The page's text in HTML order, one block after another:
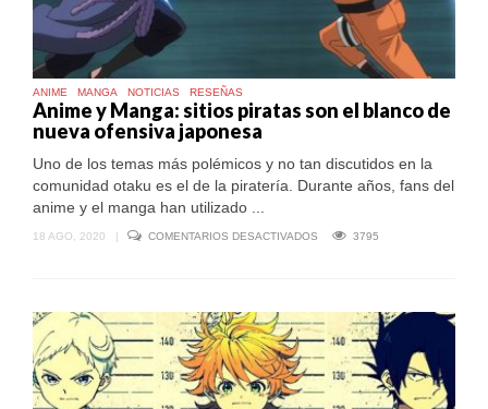
ANIME MANGA NOTICIAS RESEÑAS
Anime y Manga: sitios piratas son el blanco de
nueva ofensiva japonesa
Uno de los temas más polémicos y no tan discutidos en la
comunidad otaku es el de la piratería. Durante años, fans del
anime y el manga han utilizado ...
18 AGO, 2020 | COMENTARIOS DESACTIVADOS
SON
EL
NUEVA
OFENSIVA
3795